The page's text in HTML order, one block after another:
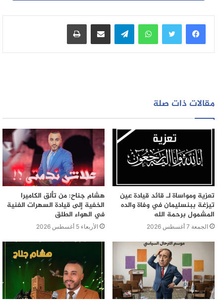
استفسرنا عددا من التجار الذين ينشطون بفضاء الجوطية يوم
الأحد عن المقابل الذي يؤدونه مقابل عرض سلعهم بالمكان ام
بعدها اتصلنا باحد اعضاء المجلس ،و سالناه عن ماهية الجهة
في اول الامر كان يقوم موظفون تابعون للبلدية بتحصيل
الرسوم و بعدها استلم المهمة اصحاب جيليات لا نعرف لفائدة
من يعملون و خلاصة الأمر ان الامر كان يمر بعشوائية و انتفع
منه أشخاص لم نحصل على اسمائهم .
اذا أين كانت تذهب أموال الزنك ؟ و من هو الشخص او
الأشخاص الذين استفادوا طيلة السنوات الماضية من أموال
طائلة و تحت أي مصوغ قانوني ؟
حاولت مرارا و تكرارا ربط الاتصال باحد اعضاء المكتب لاخذ
وجهة نظر المكتب و الاستفسار قبل الكتابة ،لكن مشكل
التواصل ما زال قائما ،
وربما بمنطق أحد المتدخلين في جلسة الخميس حين قال
خليهم يكتبوا لي بغاو و بعدها اهان الصحافة.
واتساب تيلقرام مشاركة عبر البريد طباعة
مقالات ذات صلة
تعزية ومواساة لـ قائد قيادة عين
تيزغة ببنسليمان في وفاة والده
المشمول برحمة الله
الجمعة 7 أغسطس 2026
هشام جناح: من تألق الكاميرا
الخفية إلى قيادة السهرات الفنية
في الهواء الطلق
الأربعاء 5 أغسطس 2026